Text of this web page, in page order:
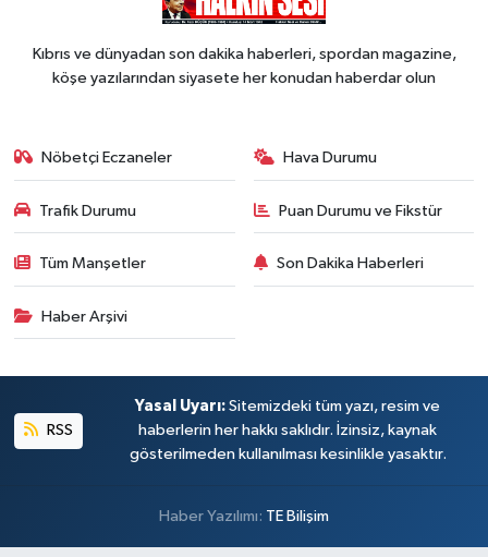
Kıbrıs ve dünyadan son dakika haberleri, spordan magazine,
köşe yazılarından siyasete her konudan haberdar olun
Nöbetçi Eczaneler Hava Durumu
Trafik Durumu Puan Durumu ve Fikstür
Tüm Manşetler Son Dakika Haberleri
Haber Arşivi
RSS
Yasal Uyarı: Sitemizdeki tüm yazı, resim ve
haberlerin her hakkı saklıdır. İzinsiz, kaynak
gösterilmeden kullanılması kesinlikle yasaktır.
Haber Yazılımı: TE Bilişim